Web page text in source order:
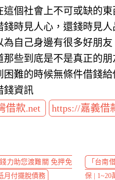
這個社會上不可或缺的
錢時見人心，還錢時見人
為自己身邊有很多好朋
那些到底是不是真正的
困難的時候無條件借錢
錢資訊
借款.net
https://嘉義借
力助您渡難關 免押免
月付擺脫債務
「台南
保 | 1~20